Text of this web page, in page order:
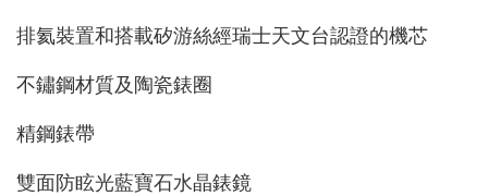
排氦裝置和搭載矽游絲經瑞士天文台認證的機芯
不鏽鋼材質及陶瓷錶圈
精鋼錶帶
雙面防眩光藍寶石水晶錶鏡